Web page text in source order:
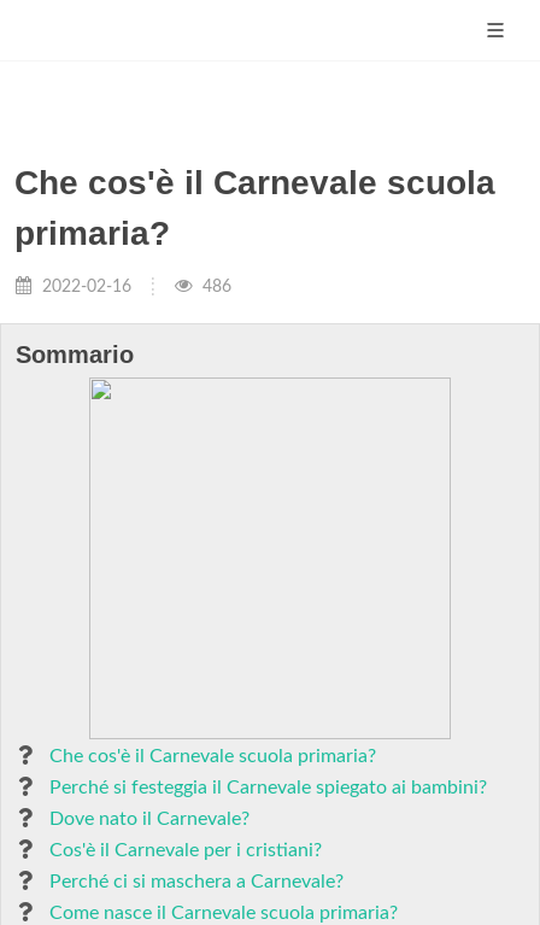
Che cos'è il Carnevale scuola
primaria?
2022-02-16 486
Sommario
Che cos'è il Carnevale scuola primaria?
Perché si festeggia il Carnevale spiegato ai bambini?
Dove nato il Carnevale?
Cos'è il Carnevale per i cristiani?
Perché ci si maschera a Carnevale?
Come nasce il Carnevale scuola primaria?